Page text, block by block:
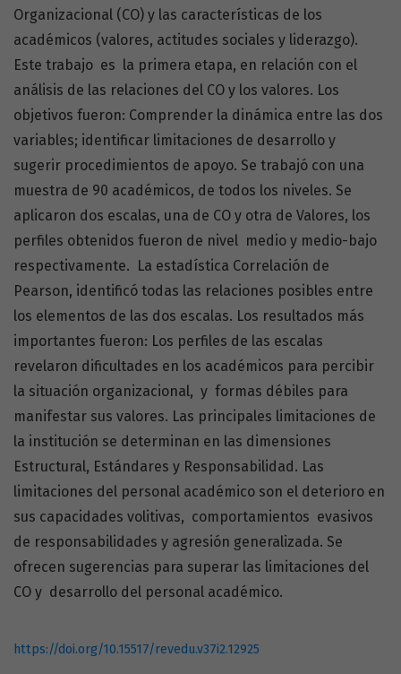
Organizacional (CO) y las características de los
académicos (valores, actitudes sociales y liderazgo).
Este trabajo es la primera etapa, en relación con el
análisis de las relaciones del CO y los valores. Los
objetivos fueron: Comprender la dinámica entre las dos
variables; identificar limitaciones de desarrollo y
sugerir procedimientos de apoyo. Se trabajó con una
muestra de 90 académicos, de todos los niveles. Se
aplicaron dos escalas, una de CO y otra de Valores, los
perfiles obtenidos fueron de nivel medio y medio-bajo
respectivamente. La estadística Correlación de
Pearson, identificó todas las relaciones posibles entre
los elementos de las dos escalas. Los resultados más
importantes fueron: Los perfiles de las escalas
revelaron dificultades en los académicos para percibir
la situación organizacional, y formas débiles para
manifestar sus valores. Las principales limitaciones de
la institución se determinan en las dimensiones
Estructural, Estándares y Responsabilidad. Las
limitaciones del personal académico son el deterioro en
sus capacidades volitivas, comportamientos evasivos
de responsabilidades y agresión generalizada. Se
ofrecen sugerencias para superar las limitaciones del
CO y desarrollo del personal académico.
https://doi.org/10.15517/revedu.v37i2.12925